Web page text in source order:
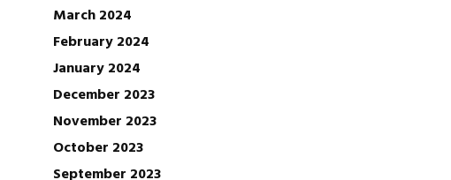
March 2024
February 2024
January 2024
December 2023
November 2023
October 2023
September 2023